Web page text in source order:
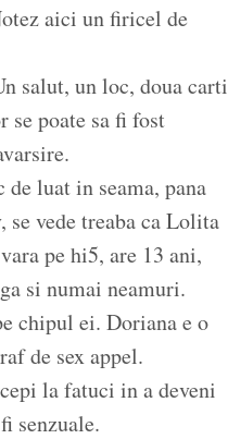
aici un firicel de
salut, un loc, doua carti
se poate sa fi fost
luat in seama, pana
vede treaba ca Lolita
pe hi5, are 13 ani,
si numai neamuri.
chipul ei. Doriana e o
de sex appel.
la fatuci in a deveni
senzuale.